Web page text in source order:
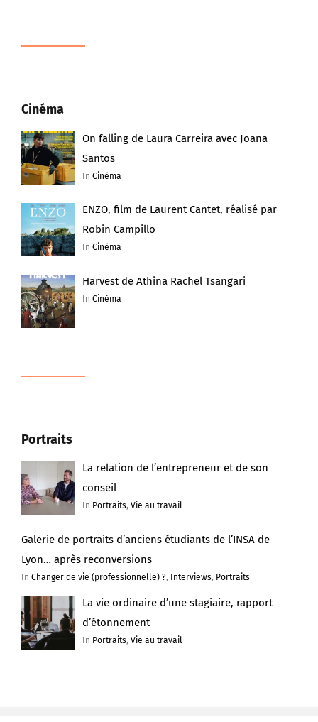
Cinéma
On falling de Laura Carreira avec Joana
Santos
InCinéma
ENZO, film de Laurent Cantet, réalisé par
Robin Campillo
InCinéma
Harvest de Athina Rachel Tsangari
InCinéma
Portraits
La relation de l’entrepreneur et de son
conseil
In Portraits,Vie au travail
Galerie de portraits d’anciens étudiants de l’INSA de
Lyon… après reconversions
In Changer de vie (professionnelle) ?, Interviews, Portraits
La vie ordinaire d’une stagiaire, rapport
d’étonnement
In Portraits,Vie au travail